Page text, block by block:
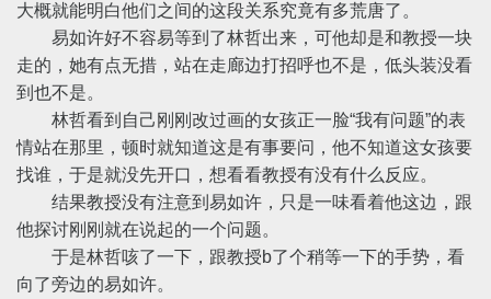
大概就能明白他们之间的这段关系究竟有多荒唐了。
易如许好不容易等到了林哲出来，可他却是和教授一块
走的，她有点无措，站在走廊边打招呼也不是，低头装没看
到也不是。
林哲看到自己刚刚改过画的女孩正一脸“我有问题”的表
情站在那里，顿时就知道这是有事要问，他不知道这女孩要
找谁，于是就没先开口，想看看教授有没有什么反应。
结果教授没有注意到易如许，只是一味看着他这边，跟
他探讨刚刚就在说起的一个问题。
于是林哲咳了一下，跟教授b了个稍等一下的手势，看
向了旁边的易如许。